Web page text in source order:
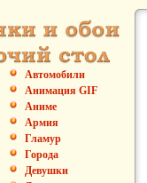
Автомобили
Анимация GIF
Аниме
Армия
Гламур
Города
Девушки